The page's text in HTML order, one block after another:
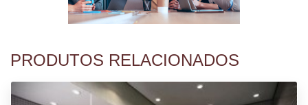
PRODUTOS RELACIONADOS